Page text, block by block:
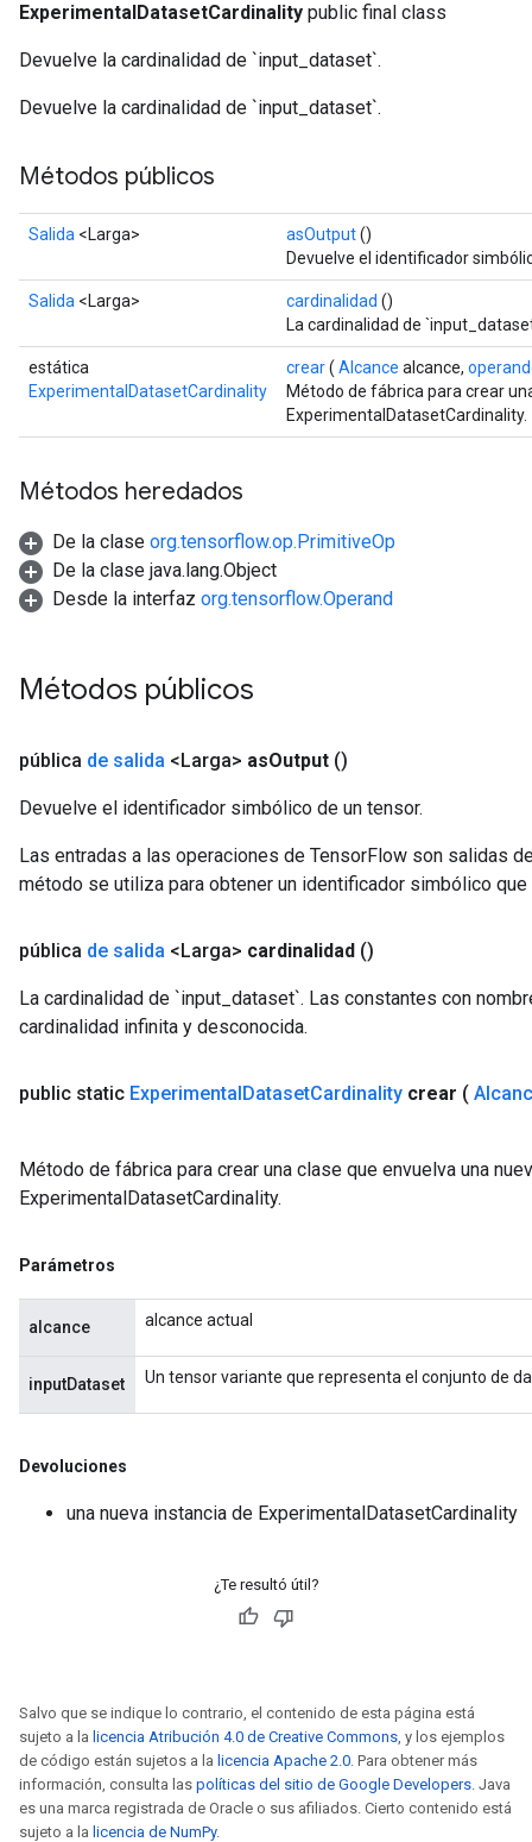
ExperimentalDatasetCardinality public final class
Devuelve la cardinalidad de `input_dataset`.
Devuelve la cardinalidad de `input_dataset`.
Métodos públicos
Salida <Larga> asOutput()
Devuelve el identificador
Salida <Larga> cardinalidad ()
La cardinalidad de
estática
ExperimentalDatasetCardinality
crear( Alcance alcance,
Método de fábrica para crear
ExperimentalDatasetCardinality.
Métodos heredados
De la clase org.tensorflow.op.PrimitiveOp
De la clase java.lang.Object
Desde la interfaz org.tensorflow.Operand
Métodos públicos
pública de salida <Larga> asOutput ()
Devuelve el identificador simbólico de un tensor.
Las entradas a las operaciones de TensorFlow son salidas
método se utiliza para obtener un identificador simbólico
pública de salida <Larga> cardinalidad ()
La cardinalidad de `input_dataset`. Las constantes con
cardinalidad infinita y desconocida.
public static ExperimentalDatasetCardinality crear (
Método de fábrica para crear una clase que envuelva una
ExperimentalDatasetCardinality.
Parámetros
alcance alcance actual
inputDataset Un tensor variante que representa el conjunto de
Devoluciones
una nueva instancia de ExperimentalDatasetCardinality
¿Te resultó útil?
Salvo que se indique lo contrario, el contenido de esta página está
sujeto a la licencia Atribución 4.0 de Creative Commons, y los ejemplos
de código están sujetos a la licencia Apache 2.0. Para obtener más
información, consulta las políticas del sitio de Google Developers. Java
es una marca registrada de Oracle o sus afiliados. Cierto contenido está
sujeto a la licencia de NumPy.